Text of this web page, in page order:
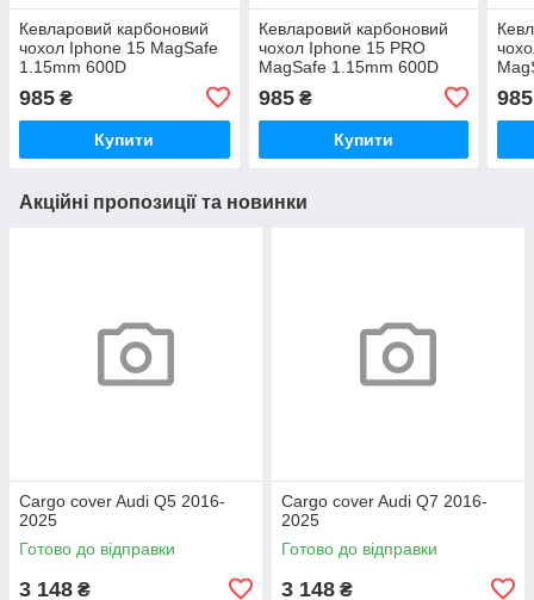
Кевларовий карбоновий
чохол Iphone 15 MagSafe
1.15mm 600D
985 ₴
Купити
Кевларовий карбоновий
чохол Iphone 15 PRO
MagSafe 1.15mm 600D
985₴
Купити
985
Акційні пропозиції та новинки
Cargo cover Audi Q5 2016-
2025
Готово до відправки
3 148 ₴
Cargo cover Audi Q7 2016-
2025
Готово до відправки
3 148 ₴